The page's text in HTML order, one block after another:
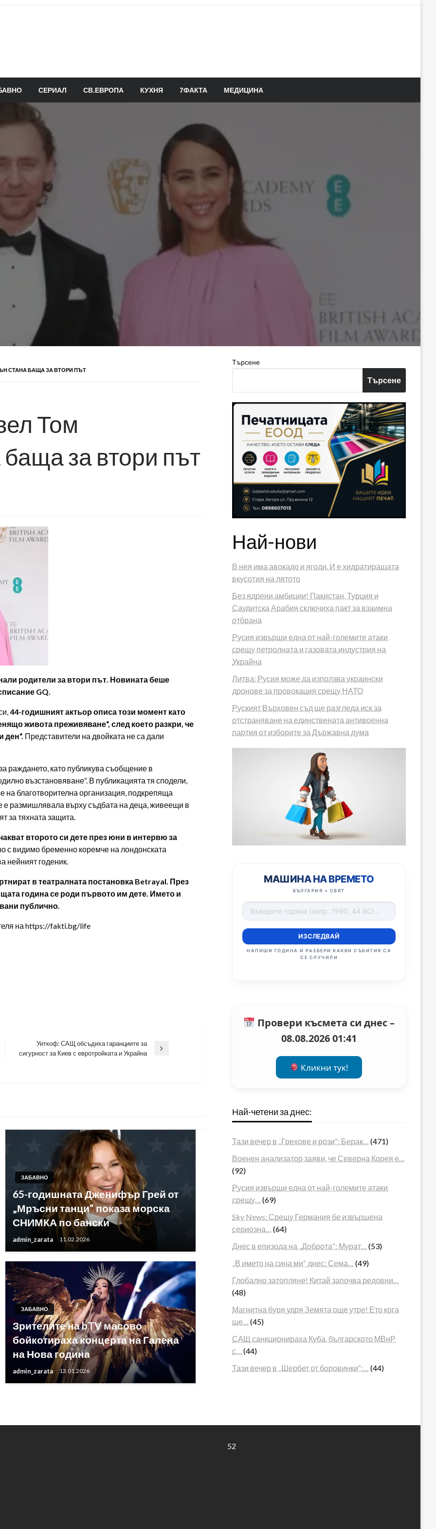
СЕРИАЛ СВ.ЕВРОПА КУХНЯ 7ФАКТА МЕДИЦИНА
СТАНА БАЩА ЗА ВТОРИ ПЪТ
Том
за втори път
родители за втори път. Новината беше
GQ.
44-годишният актьор описа този момент като
живота преживяване“, след което разкри, че
ден“. Представители на двойката не са дали
раждането, като публикува съобщение в
възстановяване“. В публикацията тя сподели,
на благотворителна организация, подкрепяща
е размишлявала върху съдбата на деца, живеещи в
за тяхната защита.
второто си дете през юни в интервю за
с видимо бременно коремче на лондонската
нейният годеник.
в театралната постановка Betrayal. През
година се роди първото им дете. Името и
публично.
на https://fakti.bg/life
Next
Уиткоф: САЩ обсъдиха гаранциите за
сигурност за Киев с евротройката и Украйна
ЗАБАВНО
65-годишната Дженифър Грей от
„Мръсни танци“ показа морска
СНИМКА по бански
admin_zarata 11.02.2026
ЗАБАВНО
Зрителите на bTV масово
бойкотираха концерта на Галена
на Нова година
admin_zarata 13.01.2026
Търсене
Търсене
Най-нови
В нея има авокадо и ягоди. И е хидратиращата
вкусотия на лятото
Без ядрени амбиции! Пакистан, Турция и
Саудитска Арабия сключиха пакт за взаимна
отбрана
Русия извърши една от най-големите атаки
срещу петролната и газовата индустрия на
Украйна
Литва: Русия може да използва украински
дронове за провокация срещу НАТО
Руският Върховен съд ще разгледа иск за
отстраняване на единствената антивоенна
партия от изборите за Държавна дума
МАШИНА НА ВРЕМЕТО
БЪЛГАРИЯ + СВЯТ
ИЗСЛЕДВАЙ
НАПИШИ ГОДИНА И РАЗБЕРИ КАКВИ СЪБИТИЯ СА
СЕ СЛУЧИЛИ
Провери късмета си днес –
08.08.2026 01:41
Кликни тук!
Най-четени за днес:
Тази вечер в „Грехове и рози“: Берак…
(471)
Военен анализатор заяви, че Северна Корея е…
(92)
Русия извърши една от най-големите атаки
срещу…
(69)
Sky News: Срещу Германия бе извършена
сериозна…
(64)
Днес в епизода на „Доброта“: Мурат…
(53)
„В името на сина ми“ днес: Сема…
(49)
Глобално затопляне! Китай започва редовни…
(48)
Магнитна буря удря Земята още утре! Ето кога
ще…
(45)
САЩ санкционираха Куба, българското МВнР
с…
(44)
Тази вечер в „Шербет от боровинки“:…
(44)
52